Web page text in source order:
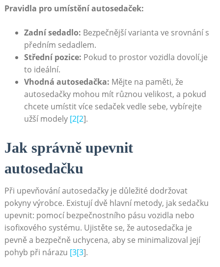
Pravidla pro umístění autosedaček:
Zadní sedadlo: Bezpečnější varianta ve srovnání s
předním sedadlem.
Střední pozice: Pokud to prostor vozidla dovolí,je
to ideální.
Vhodná autosedačka: Mějte na paměti, že
autosedačky mohou mít různou velikost, a pokud
chcete umístit více sedaček vedle sebe, vybírejte
užší modely [2[2].
Jak správně upevnit
autosedačku
Při upevňování autosedačky je důležité dodržovat
pokyny výrobce. Existují dvě hlavní metody, jak sedačku
upevnit: pomocí bezpečnostního pásu vozidla nebo
isofixového systému. Ujistěte se, že autosedačka je
pevně a bezpečně uchycena, aby se minimalizoval její
pohyb při nárazu [3[3].